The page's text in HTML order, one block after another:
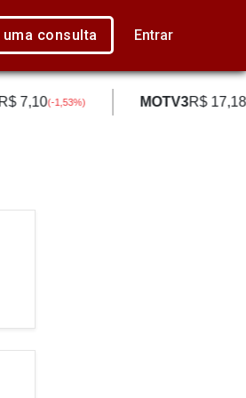
uma consulta Entrar
7,10(-1,53%) MOTV3R$ 17,18(